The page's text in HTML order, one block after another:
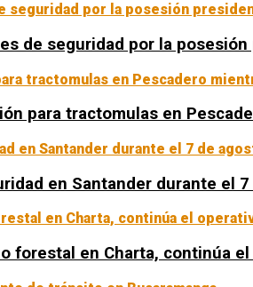
de seguridad por la posesión
para tractomulas en
en Santander durante el
en Charta, continúa